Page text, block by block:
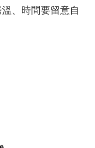
、時間要留意自